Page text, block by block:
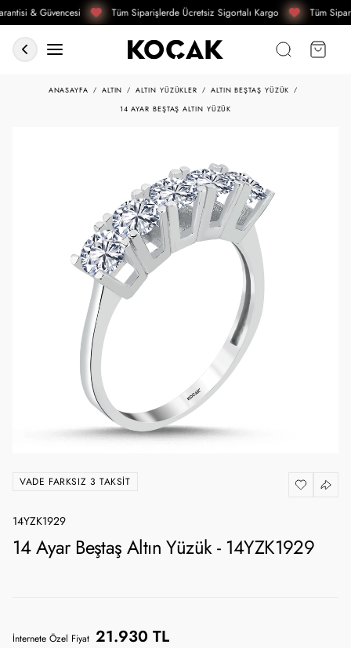
& Güvencesi Tüm Siparişlerde Ücretsiz Sigortalı Kargo Tüm
ANASAYFA ALTIN ALTIN YÜZÜKLER
ALTIN BEŞTAŞ YÜZÜK
14 AYAR BEŞTAŞ ALTIN YÜZÜK
VADE FARKSIZ 3 TAKSIT
14YZK1929
14 Ayar Beştaş Altın Yüzük - 14YZK1929
İnternete Özel Fiyat 21.930 TL